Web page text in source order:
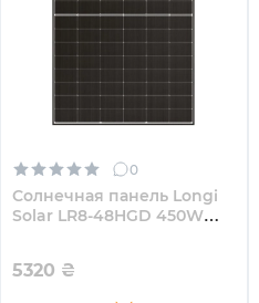
0
Солнечная панель Longi
Solar LR8-48HGD 450W
5320 ₴